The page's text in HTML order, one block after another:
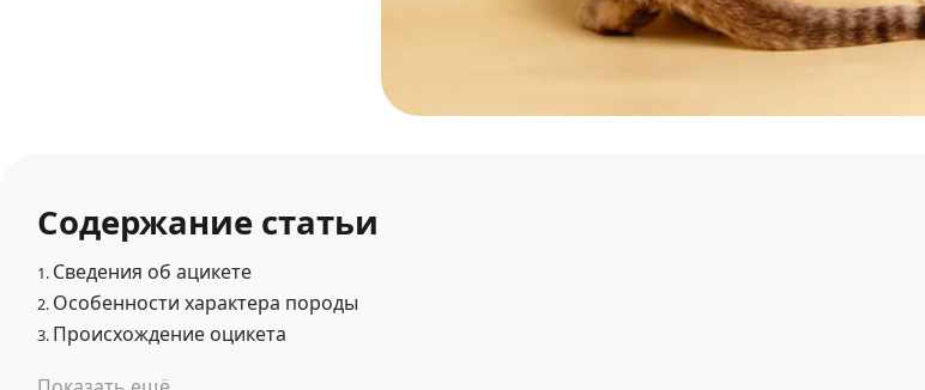
Содержание статьи
1. Сведения об ацикете
2. Особенности характера породы
3. Происхождение оцикета